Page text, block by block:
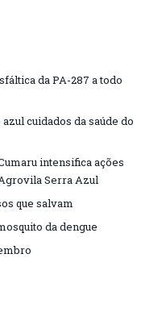
da PA-287 a todo
cuidados da saúde do
intensifica ações
Serra Azul
que salvam
da dengue